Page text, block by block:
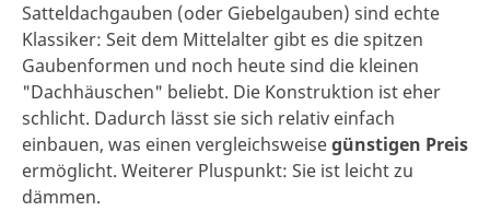
Satteldachgauben (oder Giebelgauben) sind echte
Klassiker: Seit dem Mittelalter gibt es die spitzen
Gaubenformen und noch heute sind die kleinen
"Dachhäuschen" beliebt. Die Konstruktion ist eher
schlicht. Dadurch lässt sie sich relativ einfach
einbauen, was einen vergleichsweisegünstigen Preis
ermöglicht. Weiterer Pluspunkt: Sie ist leicht zu
dämmen.